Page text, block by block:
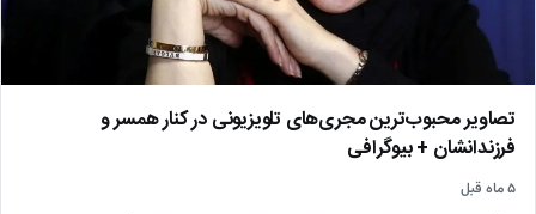
تصاویر محبوب‌ترین مجری‌های تلویزیونی در کنار همسر و
فرزندانشان + بیوگرافی
۵ ماه قبل